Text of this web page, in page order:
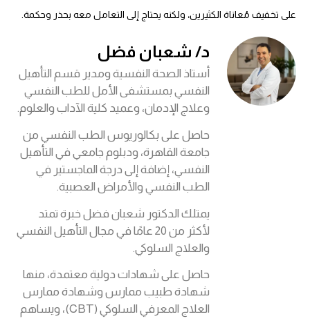
على تخفيف مُعاناة الكثيرين، ولكنه يحتاج إلى التعامل معه بحذر وحكمة.
د/ شعبان فضل
أستاذ الصحة النفسية ومدير قسم التأهيل
النفسي بمستشفى الأمل للطب النفسي
وعلاج الإدمان، وعميد كلية الآداب والعلوم.
حاصل على بكالوريوس الطب النفسي من
جامعة القاهرة، ودبلوم جامعي في التأهيل
النفسي، إضافة إلى درجة الماجستير في
الطب النفسي والأمراض العصبية.
يمتلك الدكتور شعبان فضل خبرة تمتد
لأكثر من 20 عامًا في مجال التأهيل النفسي
والعلاج السلوكي.
حاصل على شهادات دولية معتمدة، منها
شهادة طبيب ممارس وشهادة ممارس
العلاج المعرفي السلوكي (CBT)، ويساهم